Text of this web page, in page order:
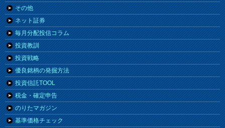
その他
ネット証券
毎月分配投信コラム
投資教訓
投資戦略
優良銘柄の発掘方法
投資信託TOOL
税金・確定申告
のりたマガジン
基準価格チェック